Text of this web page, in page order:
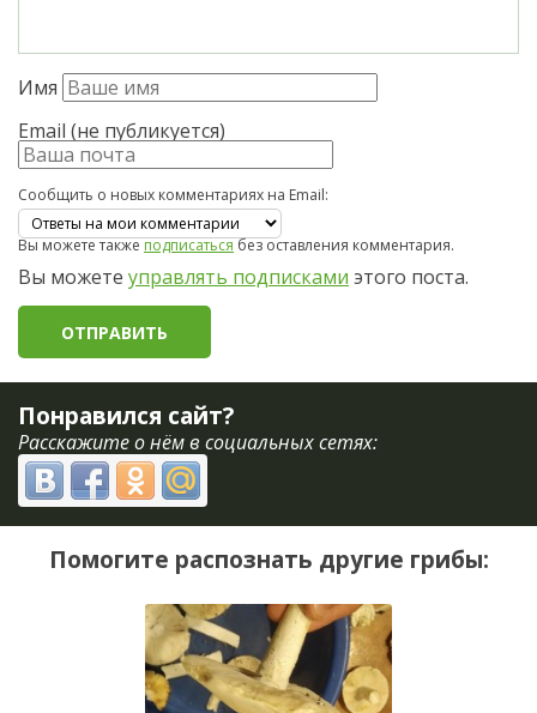
Имя
Email (не публикуется)
Сообщить о новых комментариях на Email:
Вы можете такжеподписатьсябез оставления комментария.
Вы можете управлять подписками этого поста.
Понравился сайт?
Расскажите о нём в социальных сетях:
Помогите распознать другие грибы: